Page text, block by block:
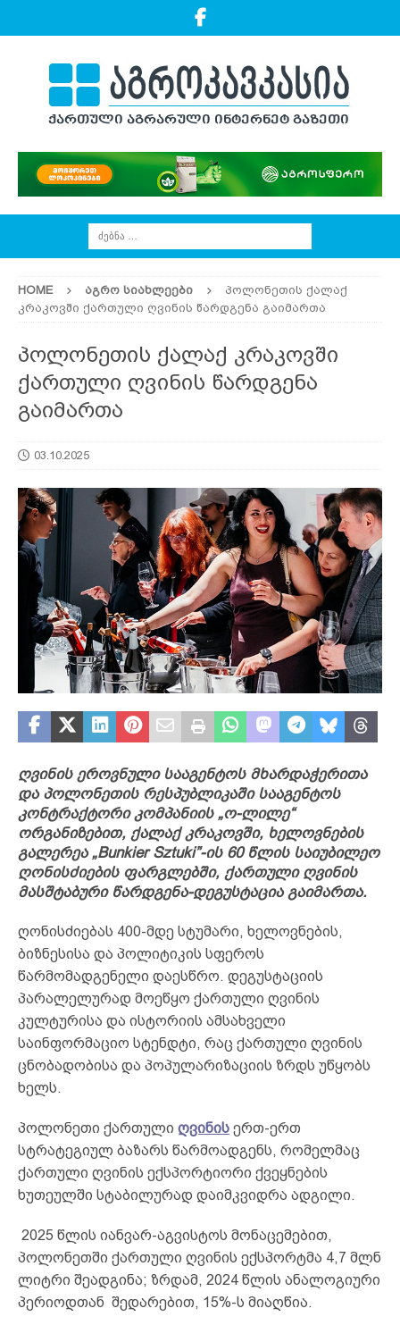
HOME ᲐᲒᲠᲝ ᲡᲘᲐᲮᲚᲔᲔᲑᲘ
პოლონეთის ქალაქ
კრაკოვში ქართული ღვინის წარდგენა გაიმართა
პოლონეთის ქალაქ კრაკოვში
ქართული ღვინის წარდგენა
გაიმართა
03.10.2025
ღვინის ეროვნული სააგენტოს მხარდაჭერითა
და პოლონეთის რესპუბლიკაში სააგენტოს
კონტრაქტორი კომპანიის „ო-ლილე“
ორგანიზებით, ქალაქ კრაკოვში, ხელოვნების
გალერეა „Bunkier Sztuki”-ის 60 წლის საიუბილეო
ღონისძიების ფარგლებში, ქართული ღვინის
მასშტაბური წარდგენა-დეგუსტაცია გაიმართა.
ღონისძიებას 400-მდე სტუმარი, ხელოვნების,
ბიზნესისა და პოლიტიკის სფეროს
წარმომადგენელი დაესწრო. დეგუსტაციის
პარალელურად მოეწყო ქართული ღვინის
კულტურისა და ისტორიის ამსახველი
საინფორმაციო სტენდტი, რაც ქართული ღვინის
ცნობადობისა და პოპულარიზაციის ზრდს უწყობს
ხელს.
პოლონეთი ქართული ღვინის ერთ-ერთ
სტრატეგიულ ბაზარს წარმოადგენს, რომელმაც
ქართული ღვინის ექსპორტიორი ქვეყნების
ხუთეულში სტაბილურად დაიმკვიდრა ადგილი.
2025 წლის იანვარ-აგვისტოს მონაცემებით,
პოლონეთში ქართული ღვინის ექსპორტმა 4,7 მლნ
ლიტრი შეადგინა; ზრდამ, 2024 წლის ანალოგიური
პერიოდთან შედარებით, 15%-ს მიაღწია.